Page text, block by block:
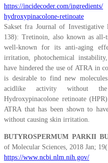
https://incidecoder.com/ingredients/
hydroxypinacolone-retinoate
Sakset fra Journal of Investigative
138): Tretinoin, also known as
well-known for its anti-aging
irritation, photochemical
have hindered the use of ATRA in
is desirable to find new
acidlike activity without
Hydroxypinacolone retinoate
ATRA that has been shown to
without causing skin irritation.
BUTYROSPERMUM PARKII
of Molecular Sciences, 2018 Jan;
https://www.ncbi.nlm.nih.gov/